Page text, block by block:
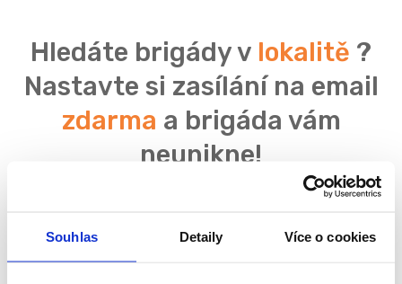
Souhlas Detaily Více o cookies
Hledáte brigády v lokalitě ?
Nastavte si zasílání na email
zdarma a brigáda vám
neunikne!